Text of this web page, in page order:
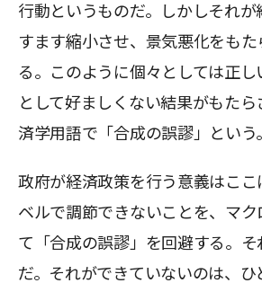
行動というものだ。しかしそれが
すます縮小させ、景気悪化をも
る。このように個々としては正
として好ましくない結果がもた
済学用語で「合成の誤謬」という。
政府が経済政策を行う意義はここ
ベルで調節できないことを、マ
て「合成の誤謬」を回避する。そ
だ。それができていないのは、